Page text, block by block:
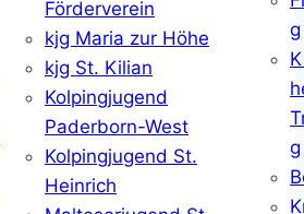
Förderverein
kjg Maria zur Höhe
kjg St. Kilian
Kolpingjugend
Paderborn-West
Kolpingjugend St.
Heinrich
g
g